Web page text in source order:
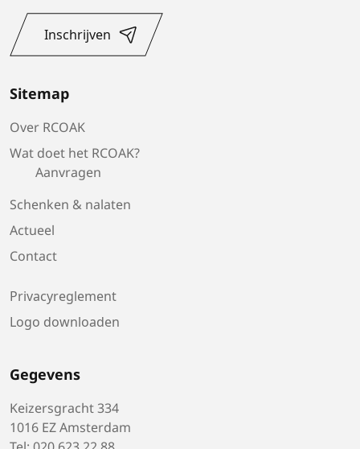
Inschrijven
Sitemap
Over RCOAK
Wat doet het RCOAK?
Aanvragen
Schenken & nalaten
Actueel
Contact
Privacyreglement
Logo downloaden
Gegevens
Keizersgracht 334
1016 EZ Amsterdam